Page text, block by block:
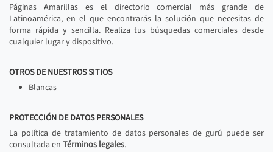
Páginas Amarillas es el directorio comercial más grande de
Latinoamérica, en el que encontrarás la solución que necesitas de
forma rápida y sencilla. Realiza tus búsquedas comerciales desde
cualquier lugar y dispositivo.
OTROS DE NUESTROS SITIOS
Blancas
PROTECCIÓN DE DATOS PERSONALES
La política de tratamiento de datos personales de gurú puede ser
consultada en Términos legales.